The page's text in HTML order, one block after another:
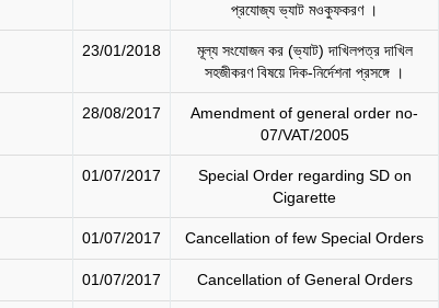
প্রযোজ্য ভ্যাট মওকুফকরণ ।
23/01/2018
মূল্য সংযোজন কর (ভ্যাট) দাখিলপত্র দাখিল
সহজীকরণ বিষয়ে দিক-নির্দেশনা প্রসঙ্গে ।
28/08/2017
Amendment of general order no-
07/VAT/2005
01/07/2017
Special Order regarding SD on
Cigarette
01/07/2017 Cancellation of few Special Orders
01/07/2017 Cancellation of General Orders